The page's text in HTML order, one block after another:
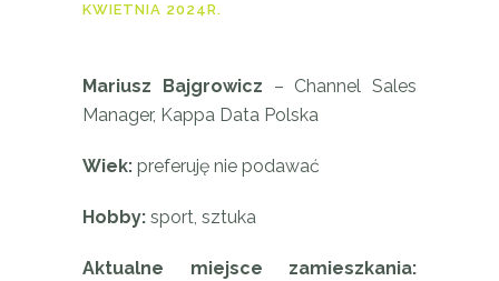
KWIETNIA 2024R.
Mariusz Bajgrowicz – Channel Sales
Manager, Kappa Data Polska
Wiek: preferuję nie podawać
Hobby: sport, sztuka
Aktualne miejsce zamieszkania: